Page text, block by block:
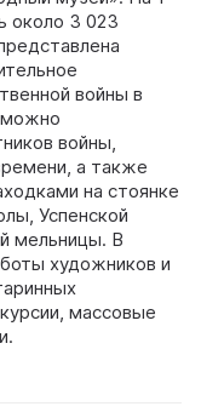
около 3 023
войны в
можно
войны,
а также
на стоянке
Успенской
мельницы. В
художников и
массовые